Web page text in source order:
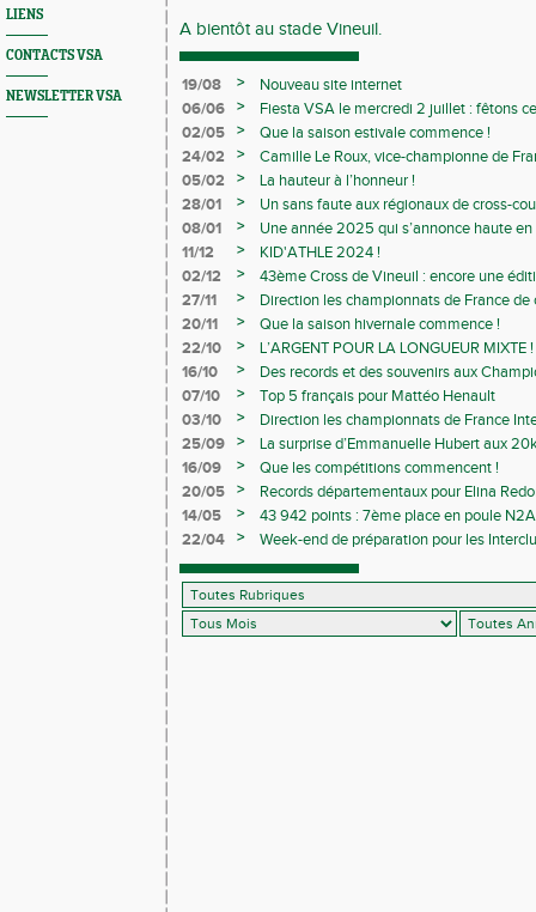
LIENS
CONTACTS VSA
NEWSLETTER VSA
A bientôt au stade Vineuil.
19/08 >
Nouveau site internet
06/06
>
Fiesta VSA le mercredi 2 juillet : fêtons
02/05
>
Que la saison estivale commence !
24/02
>
Camille Le Roux, vice-championne de
05/02
>
La hauteur à l’honneur !
28/01
>
Un sans faute aux régionaux de cross-
08/01
>
Une année 2025 qui s’annonce haute
11/12
>
KID'ATHLE 2024 !
02/12
>
43ème Cross de Vineuil : encore une
27/11
>
Direction les championnats de France de
20/11
>
Que la saison hivernale commence !
22/10
>
L’ARGENT POUR LA LONGUEUR MIXTE !
16/10
>
Des records et des souvenirs aux
Avenirs
07/10 >
Top 5 français pour Mattéo Henault
03/10
>
Direction les championnats de France
25/09
>
La surprise d’Emmanuelle Hubert aux
16/09
>
Que les compétitions commencent !
20/05
>
Records départementaux pour Elina
14/05
>
43 942 points : 7ème place en poule
22/04
>
Week-end de préparation pour les